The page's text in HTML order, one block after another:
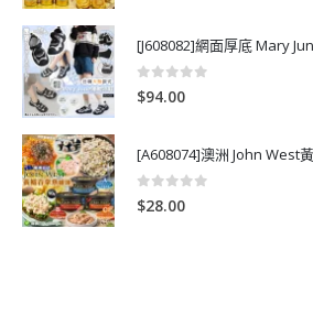
[J608082]網面厚底 Mary
0 out of 5
$94.00
[A608074]澳洲 John West
0
$28.00